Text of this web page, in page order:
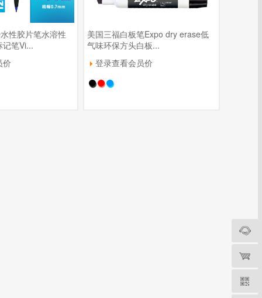
性胶片笔水溶性
记笔Vi...
价
美国三福白板笔Expo dry erase低
气味环保方头白板...
登录查看会员价